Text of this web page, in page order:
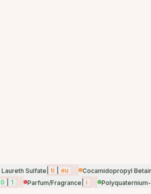
Sulfate ti eu Cocamidopropyl
0 1 Parfum/Fragrance i Polyquaternium-